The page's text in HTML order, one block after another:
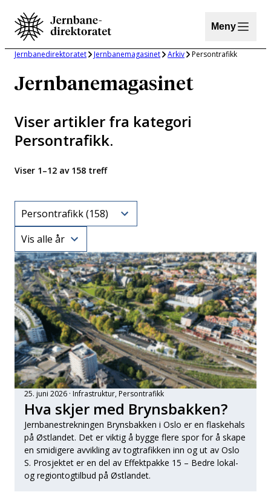
Hopp
innhold
Meny
Jernbanedirektoratet Jernbanemagasinet Arkiv Persontrafikk
Jernbanemagasinet
Viser artikler fra kategori
Persontrafikk.
Viser 1–12 av 158 treff
Category
Year
25. juni 2026 Infrastruktur, Persontrafikk
Hva skjer med Brynsbakken?
Jernbanestrekningen Brynsbakken i Oslo er en flaskehals
på Østlandet. Det er viktig å bygge flere spor for å skape
en smidigere avvikling av togtrafikken inn og ut av Oslo
S. Prosjektet er en del av Effektpakke 15 – Bedre lokal-
og regiontogtilbud på Østlandet.